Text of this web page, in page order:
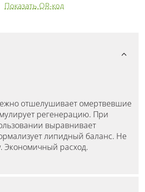
Показать QR-код
отшелушивает омертвевшие
регенерацию. При
выравнивает
липидный баланс. Не
Экономичный расход.